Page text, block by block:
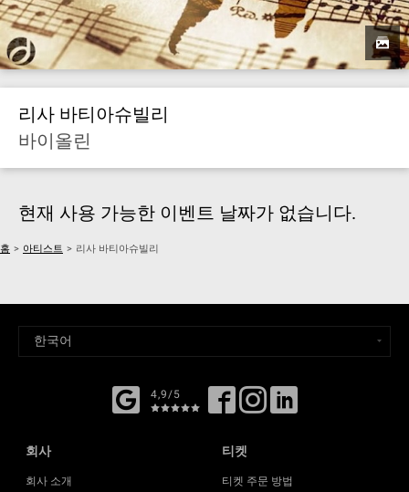
리사 바티아슈빌리
바이올린
현재 사용 가능한 이벤트 날짜가 없습니다.
홈 > 아티스트 > 리사 바티아슈빌리
4,9/5
회사
회사 소개
티켓
티켓 주문 방법